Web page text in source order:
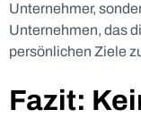
Unternehmer,
Unternehmen, das
persönlichen Ziele
Fazit: